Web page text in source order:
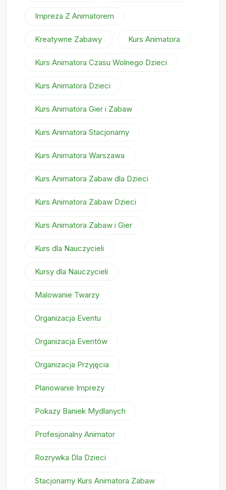
Impreza Z Animatorem
Kreatywne Zabawy Kurs Animatora
Kurs Animatora Czasu Wolnego Dzieci
Kurs Animatora Dzieci
Kurs Animatora Gier i Zabaw
Kurs Animatora Stacjonarny
Kurs Animatora Warszawa
Kurs Animatora Zabaw dla Dzieci
Kurs Animatora Zabaw Dzieci
Kurs Animatora Zabaw i Gier
Kurs dla Nauczycieli
Kursy dla Nauczycieli
Malowanie Twarzy
Organizacja Eventu
Organizacja Eventów
Organizacja Przyjęcia
Planowanie Imprezy
Pokazy Baniek Mydlanych
Profesjonalny Animator
Rozrywka Dla Dzieci
Stacjonarny Kurs Animatora Zabaw